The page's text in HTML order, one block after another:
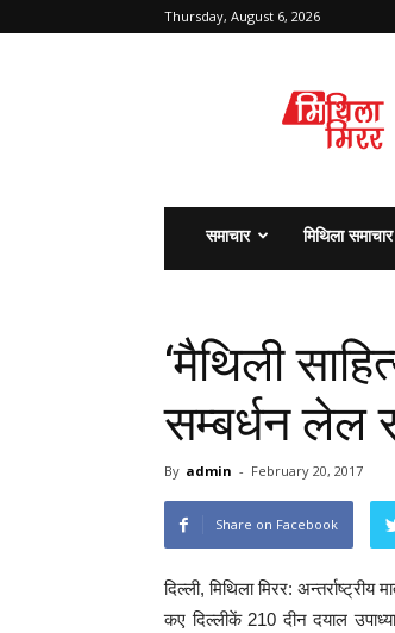
Thursday, August 6, 2026
समाचार मिथिला समाचार
‘मैथिली
सम्बर्धन लेल
By admin - February 20, 2017
Share on Facebook
दिल्ली, मिथिला मिरर:
कएदिल्लीकें 210 दीन दयाल